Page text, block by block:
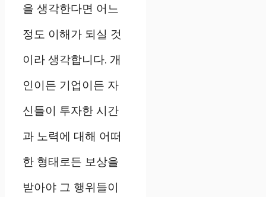
을 생각한다면 어느
정도 이해가 되실 것
이라 생각합니다. 개
인이든 기업이든 자
신들이 투자한 시간
과 노력에 대해 어떠
한 형태로든 보상을
받아야 그 행위들이